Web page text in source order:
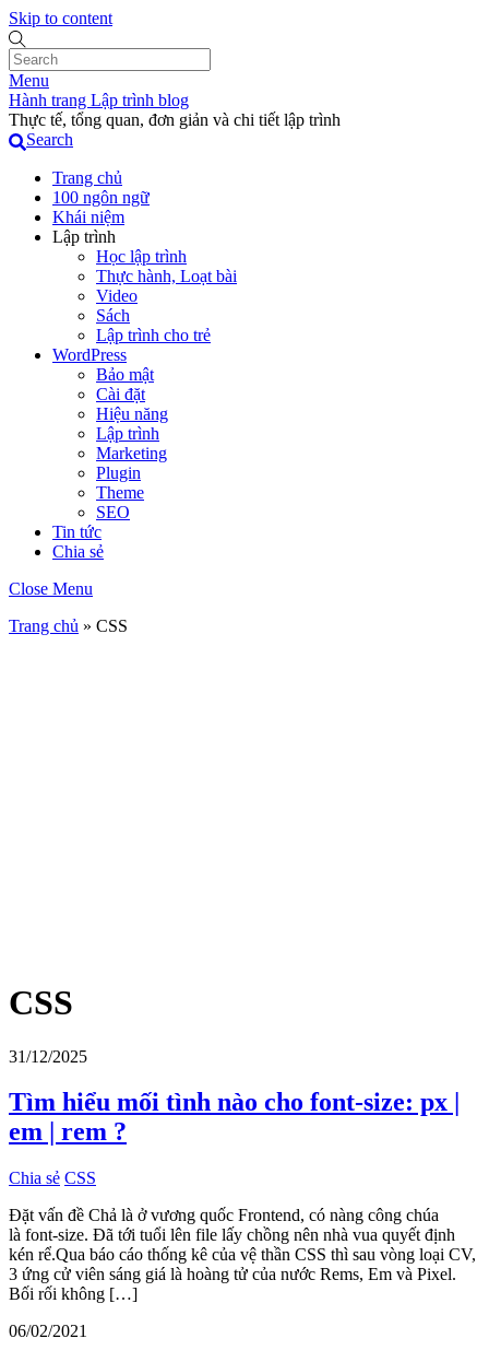
Skip to content
Menu
Hành trang Lập trình blog
Thực tế, tổng quan, đơn giản và chi tiết lập trình
Search
Trang chủ
100 ngôn ngữ
Khái niệm
Lập trình
Học lập trình
Thực hành, Loạt bài
Video
Sách
Lập trình cho trẻ
WordPress
Bảo mật
Cài đặt
Hiệu năng
Lập trình
Marketing
Plugin
Theme
SEO
Tin tức
Chia sẻ
Close Menu
Trang chủ » CSS
CSS
31/12/2025
Tìm hiểu mối tình nào cho font-size: px |
em | rem ?
Chia sẻ CSS
Đặt vấn đề Chả là ở vương quốc Frontend, có nàng công chúa
là font-size. Đã tới tuổi lên file lấy chồng nên nhà vua quyết định
kén rể.Qua báo cáo thống kê của vệ thần CSS thì sau vòng loại CV,
3 ứng cử viên sáng giá là hoàng tử của nước Rems, Em và Pixel.
Bối rối không […]
06/02/2021